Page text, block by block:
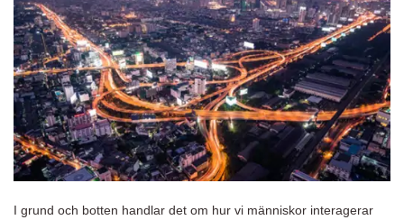
I grund och botten handlar det om hur vi människor interagerar